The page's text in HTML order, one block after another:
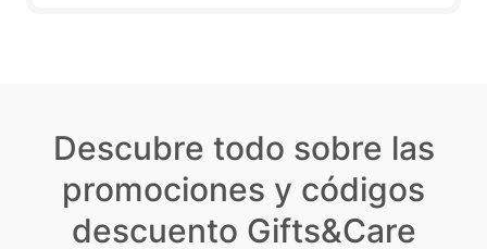
Descubre todo sobre las
promociones y códigos
descuento Gifts&Care